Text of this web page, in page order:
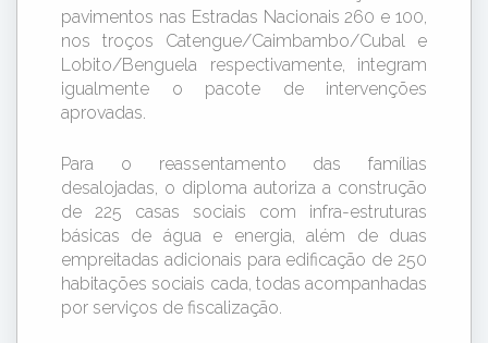
pavimentos nas Estradas Nacionais 260 e 100,
nos troços Catengue/Caimbambo/Cubal e
Lobito/Benguela respectivamente, integram
igualmente o pacote de intervenções
aprovadas.
Para o reassentamento das famílias
desalojadas, o diploma autoriza a construção
de 225 casas sociais com infra-estruturas
básicas de água e energia, além de duas
empreitadas adicionais para edificação de 250
habitações sociais cada, todas acompanhadas
por serviços de fiscalização.